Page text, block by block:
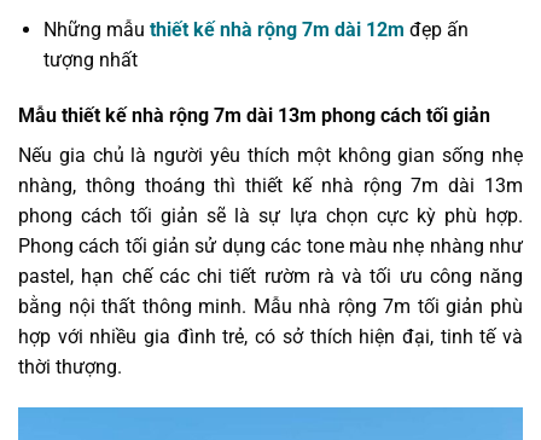
Những mẫu thiết kế nhà rộng 7m dài 12m đẹp ấn
tượng nhất
Mẫu thiết kế nhà rộng 7m dài 13m phong cách tối giản
Nếu gia chủ là người yêu thích một không gian sống nhẹ
nhàng, thông thoáng thì thiết kế nhà rộng 7m dài 13m
phong cách tối giản sẽ là sự lựa chọn cực kỳ phù hợp.
Phong cách tối giản sử dụng các tone màu nhẹ nhàng như
pastel, hạn chế các chi tiết rườm rà và tối ưu công năng
bằng nội thất thông minh. Mẫu nhà rộng 7m tối giản phù
hợp với nhiều gia đình trẻ, có sở thích hiện đại, tinh tế và
thời thượng.